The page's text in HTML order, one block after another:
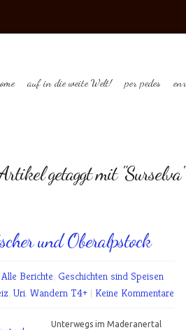
auf in die weite Welt! per pedes
getaggt mit "Surselva"
und Oberalpstock
Alle Berichte, Geschichten sind Speisen
, Uri, Wandern T4+ | Keine Kommentare
Unterwegs im Maderanertal